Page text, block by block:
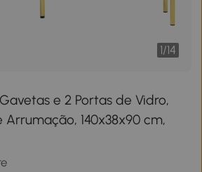
1/14
e 2 Portas de Vidro,
140x38x90 cm,